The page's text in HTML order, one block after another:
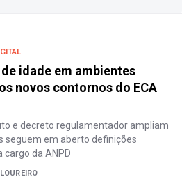
idade em ambientes
novos contornos do ECA
e decreto regulamentador ampliam
seguem em aberto definições
cargo da ANPD